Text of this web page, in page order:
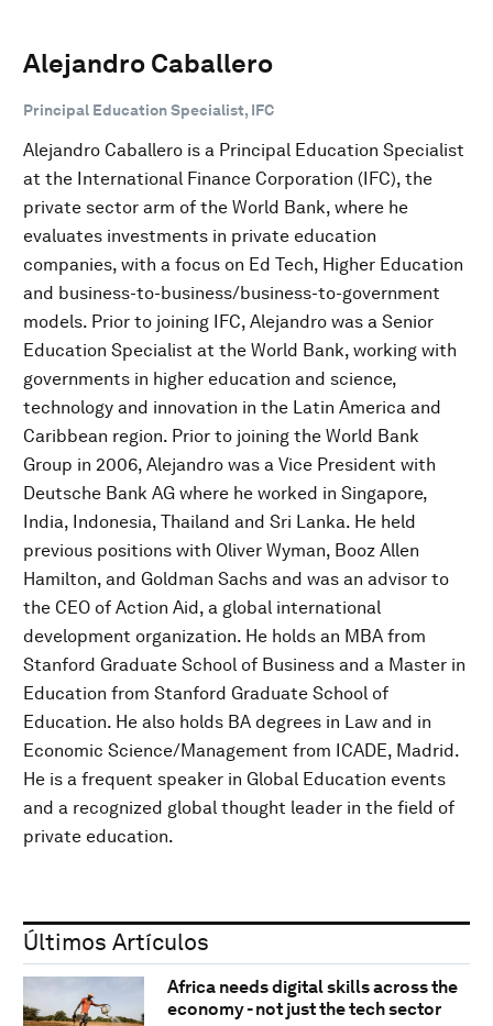
Alejandro Caballero
Principal Education Specialist, IFC
Alejandro Caballero is a Principal Education Specialist
at the International Finance Corporation (IFC), the
private sector arm of the World Bank, where he
evaluates investments in private education
companies, with a focus on Ed Tech, Higher Education
and business-to-business/business-to-government
models. Prior to joining IFC, Alejandro was a Senior
Education Specialist at the World Bank, working with
governments in higher education and science,
technology and innovation in the Latin America and
Caribbean region. Prior to joining the World Bank
Group in 2006, Alejandro was a Vice President with
Deutsche Bank AG where he worked in Singapore,
India, Indonesia, Thailand and Sri Lanka. He held
previous positions with Oliver Wyman, Booz Allen
Hamilton, and Goldman Sachs and was an advisor to
the CEO of Action Aid, a global international
development organization. He holds an MBA from
Stanford Graduate School of Business and a Master in
Education from Stanford Graduate School of
Education. He also holds BA degrees in Law and in
Economic Science/Management from ICADE, Madrid.
He is a frequent speaker in Global Education events
and a recognized global thought leader in the field of
private education.
Últimos Artículos
Africa needs digital skills across the
economy - not just the tech sector